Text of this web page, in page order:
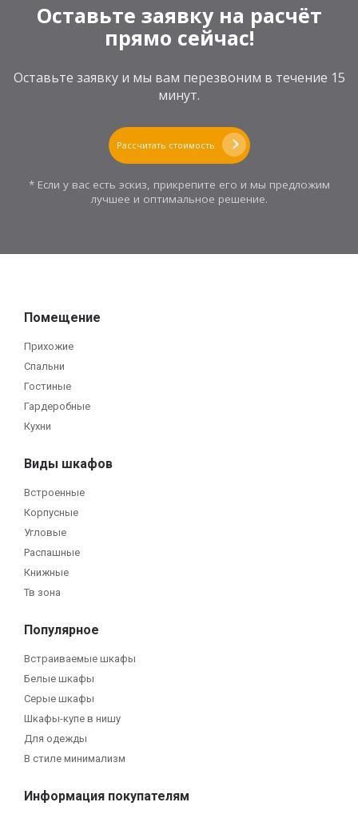
Оставьте заявку на расчёт
прямо сейчас!
Оставьте заявку и мы вам перезвоним в течение 15
минут.
Рассчитать стоимость
* Если у вас есть эскиз, прикрепите его и мы предложим
лучшее и оптимальное решение.
Помещение
Прихожие
Спальни
Гостиные
Гардеробные
Кухни
Виды шкафов
Встроенные
Корпусные
Угловые
Распашные
Книжные
Тв зона
Популярное
Встраиваемые шкафы
Белые шкафы
Серые шкафы
Шкафы-купе в нишу
Для одежды
В стиле минимализм
Информация покупателям